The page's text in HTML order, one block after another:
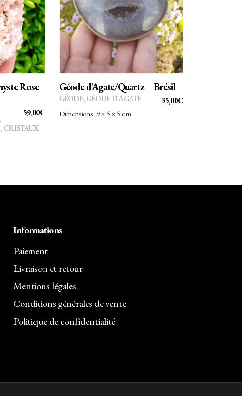
Rose
59,00€
,
CRISTAUX
AJOUTER AU PANIER
Géode d’Agate/Quartz – Brésil
35,00€
GÉODE, GÉODE D'AGATE
Dimensions: 9 × 5 × 5 cm
Informations
Paiement
Livraison et retour
Mentions légales
Conditions générales de vente
Politique de confidentialité